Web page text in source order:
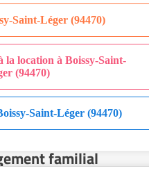
Saint-Léger (94470)
la location à Boissy-Saint-
(94470)
Saint-Léger (94470)
familial